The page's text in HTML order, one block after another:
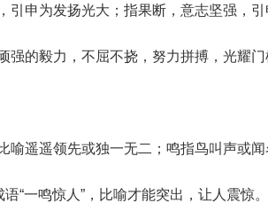
引申为发扬光大；指果断，意志坚强，引
强的毅力，不屈不挠，努力拼搏，光耀门
喻遥遥领先或独一无二；鸣指鸟叫声或闻
语“一鸣惊人”，比喻才能突出，让人震惊。